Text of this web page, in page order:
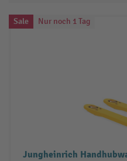
Sale Nur noch 1 Tag
Jungheinrich